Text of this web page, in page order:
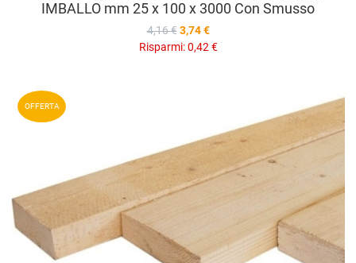
IMBALLO mm 25 x 100 x 3000 Con Smusso
4,16 € 3,74 €
Risparmi:0,42 €
OFFERTA